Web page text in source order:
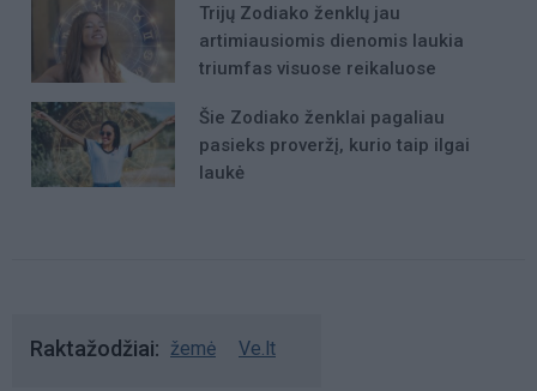
Trijų Zodiako ženklų jau
artimiausiomis dienomis laukia
triumfas visuose reikaluose
Šie Zodiako ženklai pagaliau
pasieks proveržį, kurio taip ilgai
laukė
Raktažodžiai žemė Ve.lt